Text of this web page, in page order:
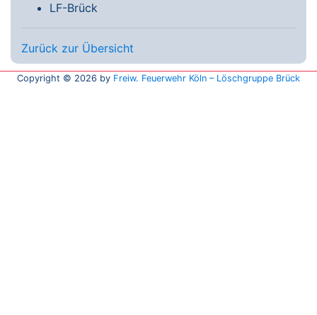
LF-Brück
Zurück zur Übersicht
Copyright © 2026 by Freiw. Feuerwehr Köln – Löschgruppe Brück